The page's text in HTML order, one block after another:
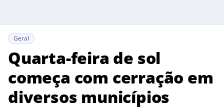
Geral
Quarta-feira de sol
começa com cerração em
diversos municípios